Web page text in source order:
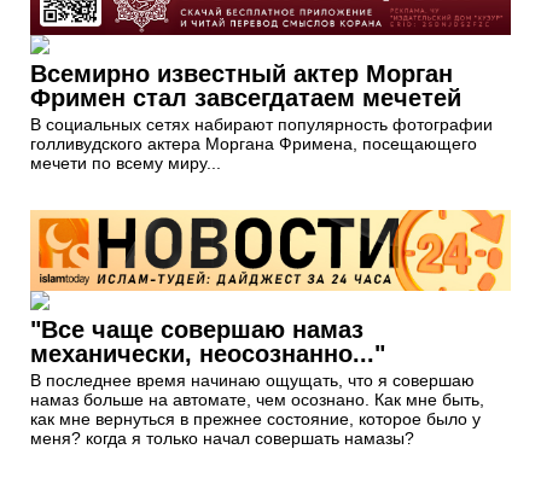
Всемирно известный актер Морган
Фримен стал завсегдатаем мечетей
В социальных сетях набирают популярность фотографии
голливудского актера Моргана Фримена, посещающего
мечети по всему миру...
"Все чаще совершаю намаз
механически, неосознанно..."
В последнее время начинаю ощущать, что я совершаю
намаз больше на автомате, чем осознано. Как мне быть,
как мне вернуться в прежнее состояние, которое было у
меня? когда я только начал совершать намазы?